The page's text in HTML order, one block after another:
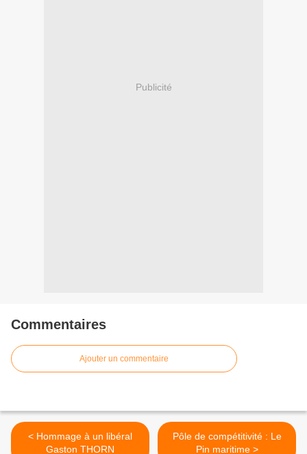
Publicité
Commentaires
Ajouter un commentaire
< Hommage à un libéral
Gaston THORN
Pôle de compétitivité : Le
Pin maritime >